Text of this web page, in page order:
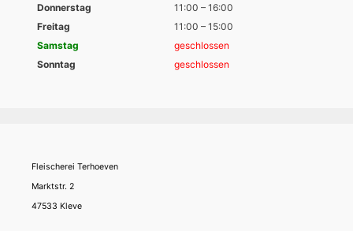
Donnerstag
11:00 – 16:00
Freitag
11:00 – 15:00
Samstag
geschlossen
Sonntag
geschlossen
Fleischerei Terhoeven
Marktstr. 2
47533 Kleve